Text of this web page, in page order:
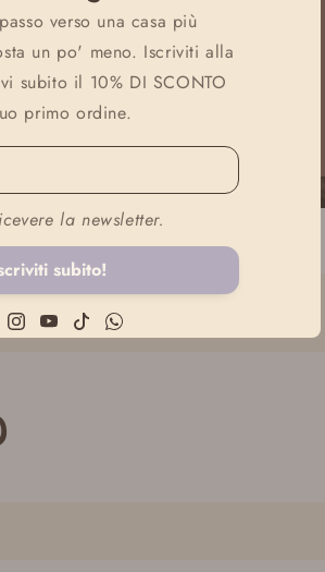
a prezzi speciali.
le offerte
verso una casa più
un po' meno. Iscriviti alla
subito il 10% DI SCONTO
primo ordine.
la newsletter.
subito!
Instagram
YouTube
TikTokWhatsApp